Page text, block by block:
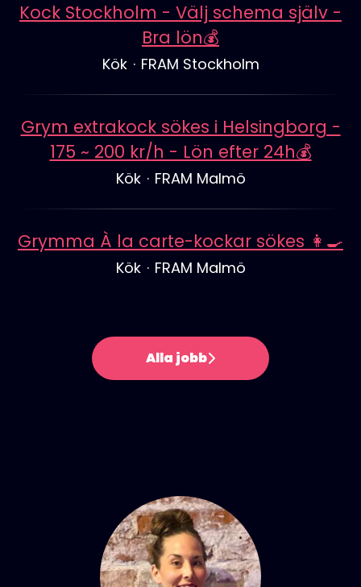
Kock Stockholm - Välj schema själv -
Bra lön💰
Kök · FRAM Stockholm
Grym extrakock sökes i Helsingborg -
175 ~ 200 kr/h - Lön efter 24h💰
Kök · FRAM Malmö
Grymma À la carte-kockar sökes 👩‍🍳
Kök · FRAM Malmö
Alla jobb